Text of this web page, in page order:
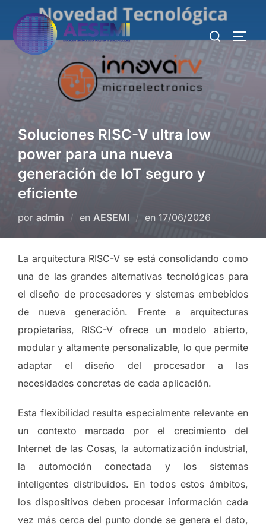
Soluciones RISC-V ultra low
power para una nueva
generación de IoT seguro y
eficiente
por admin en AESEMI en 17/06/2026
La arquitectura RISC-V se está consolidando como
una de las grandes alternativas tecnológicas para
el diseño de procesadores y sistemas embebidos
de nueva generación. Frente a arquitecturas
propietarias, RISC-V ofrece un modelo abierto,
modular y altamente personalizable, lo que permite
adaptar el diseño del procesador a las
necesidades concretas de cada aplicación.
Esta flexibilidad resulta especialmente relevante en
un contexto marcado por el crecimiento del
Internet de las Cosas, la automatización industrial,
la automoción conectada y los sistemas
inteligentes distribuidos. En todos estos ámbitos,
los dispositivos deben procesar información cada
vez más cerca del punto donde se genera el dato,